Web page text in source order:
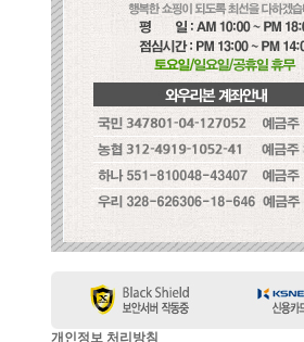
개인정보 처리방침